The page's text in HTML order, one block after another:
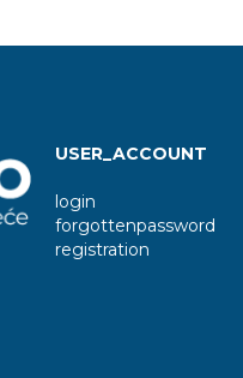
USER_ACCOUNT
login
forgottenpassword
registration